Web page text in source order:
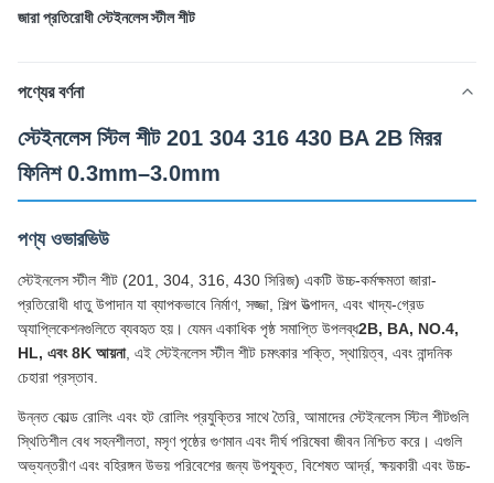
জারা প্রতিরোধী স্টেইনলেস স্টীল শীট
পণ্যের বর্ণনা
স্টেইনলেস স্টিল শীট 201 304 316 430 BA 2B মিরর
ফিনিশ 0.3mm–3.0mm
পণ্য ওভারভিউ
স্টেইনলেস স্টীল শীট (201, 304, 316, 430 সিরিজ) একটি উচ্চ-কর্মক্ষমতা জারা-
প্রতিরোধী ধাতু উপাদান যা ব্যাপকভাবে নির্মাণ, সজ্জা, শিল্প উত্পাদন, এবং খাদ্য-গ্রেড
অ্যাপ্লিকেশনগুলিতে ব্যবহৃত হয়। যেমন একাধিক পৃষ্ঠ সমাপ্তি উপলব্ধ2B, BA, NO.4,
HL, এবং 8K আয়না, এই স্টেইনলেস স্টীল শীট চমৎকার শক্তি, স্থায়িত্ব, এবং নান্দনিক
চেহারা প্রস্তাব.
উন্নত কোল্ড রোলিং এবং হট রোলিং প্রযুক্তির সাথে তৈরি, আমাদের স্টেইনলেস স্টিল শীটগুলি
স্থিতিশীল বেধ সহনশীলতা, মসৃণ পৃষ্ঠের গুণমান এবং দীর্ঘ পরিষেবা জীবন নিশ্চিত করে। এগুলি
অভ্যন্তরীণ এবং বহিরঙ্গন উভয় পরিবেশের জন্য উপযুক্ত, বিশেষত আর্দ্র, ক্ষয়কারী এবং উচ্চ-